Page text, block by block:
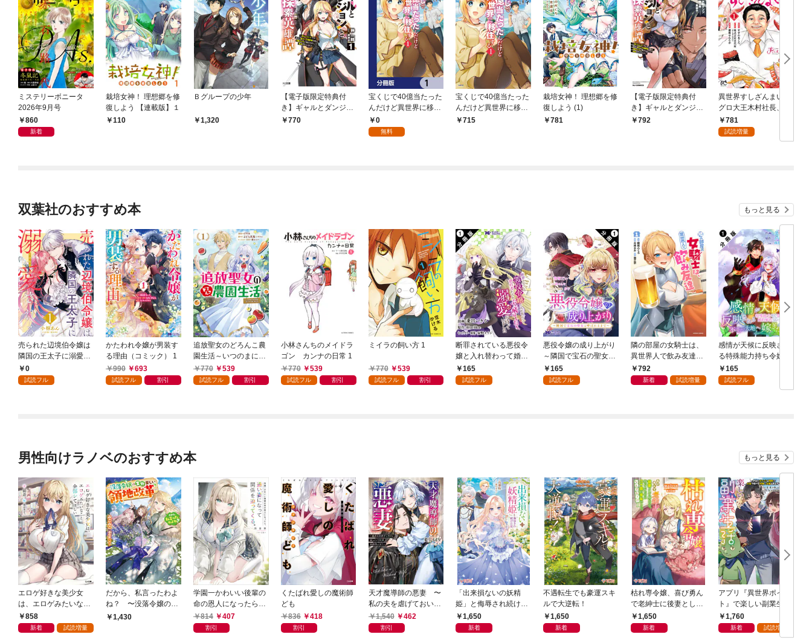
ミステリーボニータ
2026年9月号
860
新着
栽培女神！ 理想郷を修
復しよう 【連載版】１
110
Ｂグループの少年
1,320
【電子版限定特典付
き】ギャルとダンジョ
ンと周回遅れの探索英
770
宝くじで40億当たった
んだけど異世界に移住
する【分冊版】 1
0
無料
宝くじで40億当たった
んだけど異世界に移住
する １
715
栽培女神！ 理想郷を修
復しよう (1)
781
【電子版限定特典付
き】ギャルとダンジョ
ンと周回遅れの探索英
792
異世界すしざんまい マ
グロ大王木村社長、食
を通じて異世界改革！
1
781
試読増量
双葉社のおすすめ本 もっと見る
売られた辺境伯令嬢は
隣国の王太子に溺愛さ
れる 1
0
試読フル
かたわれ令嬢が男装す
る理由（コミック） 1
990
693
試読フル 割引
追放聖女のどろんこ農
園生活～いつのまにか
隣国を救ってしまいま
した～（コミック） 1
770 539
試読フル 割引
小林さんちのメイドラ
ゴン カンナの日常 1
770
539
試読フル 割引
ミイラの飼い方 1
770 539
試読フル 割引
断罪されている悪役令
嬢と入れ替わって婚約
者たちをぶっ飛ばした
ら、溺愛が待っていま
165
試読フル
悪役令嬢の成り上がり
～隣国で宝石の聖女と
呼ばれるまで～（コミ
ック） 分冊版 1
165
試読フル
隣の部屋の女騎士は、
異世界人で飲み友達
（コミック） 1
792
新着 試読増量
感情が天候に反映され
る特殊能力持ち令嬢は
婚約解消されたので不
毛の大地へ嫁ぎたい
（コミック） 分冊版 1
165
試読フル
男性向けラノベのおすすめ本 もっと見る
エロゲ好きな美少女
は、エロゲみたいなこ
と全部シてほしい【電
子ＳＳ特典付き】
858
新着 試読増量
だから、私言ったわよ
ね？ 〜没落令嬢の案
外楽しい領地改革〜
1,430
学園一かわいい後輩の
命の恩人になったら、
通い妻になって関係を
迫ってくる。
814 407
割引
くたばれ愛しの魔術師
ども
836
418
割引
天才魔導師の悪妻 〜
私の夫を虐げておいて
戻ってこいとは呆れま
してよ？〜
1,540 462
割引
「出来損ないの妖精
姫」と侮辱され続けた
私1,650
新着
不遇転生でも豪運スキ
ルで大逆転！
1,650
新着
枯れ専令嬢、喜び勇ん
で老紳士に後妻として
嫁いだら、待っていた
のは二十歳の青年でし
1,650
新着
アプリ『異世界ポイン
ト』で楽しい副業生
活 〜貯めたポイント
は現実でお金や様々な
特典に交換出来ます〜
1,760
新着 試読増量